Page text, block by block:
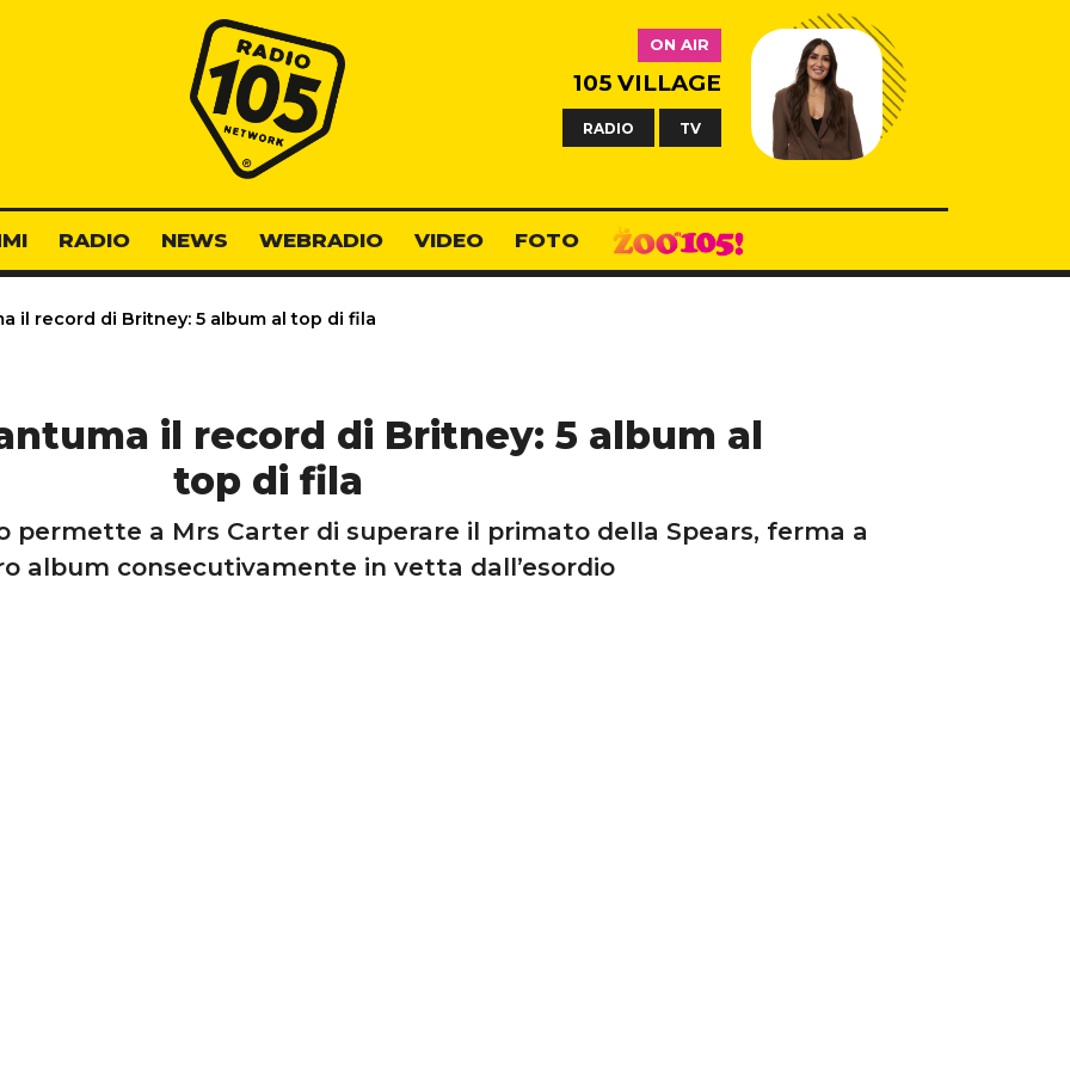
Radio 105
ON AIR
105 VILLAGE
RADIO TV
RADIO NEWS WEBRADIO VIDEO FOTO
il record di Britney: 5 album al top di fila
il record di Britney: 5 album al
top di fila
permette a Mrs Carter di superare il primato della Spears, ferma a
album consecutivamente in vetta dall’esordio